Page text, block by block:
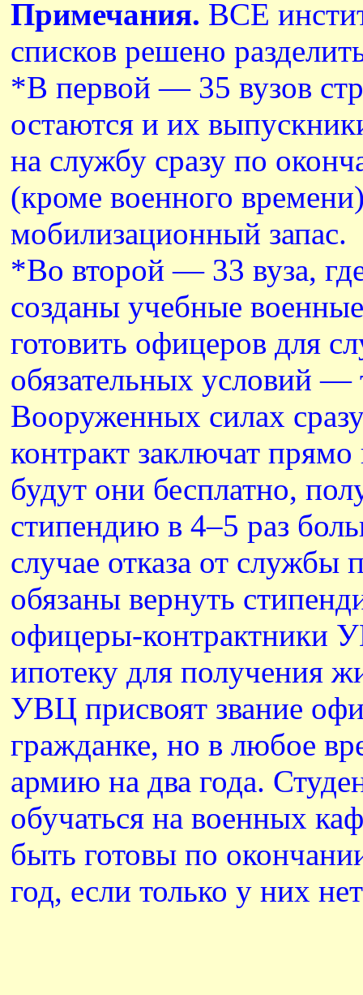
Примечания. ВСЕ
списков решено
*В первой — 35 вузов
остаются и их
на службу сразу по
(кроме военного
мобилизационный запас.
*Во второй — 33 вуза,
созданы учебные
готовить офицеров для
обязательных условий —
Вооруженных силах
контракт заключат
будут они бесплатно,
стипендию в 4–5 раз
случае отказа от службы
обязаны вернуть
офицеры-контрактники
ипотеку для получения
УВЦ присвоят звание
гражданке, но в любое
армию на два года.
обучаться на военных
быть готовы по
год, если только у них